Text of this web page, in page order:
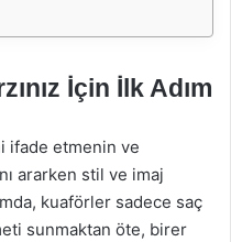
İçin İlk Adım
ifade etmenin ve
ararken stil ve imaj
kuaförler sadece saç
sunmaktan öte, birer